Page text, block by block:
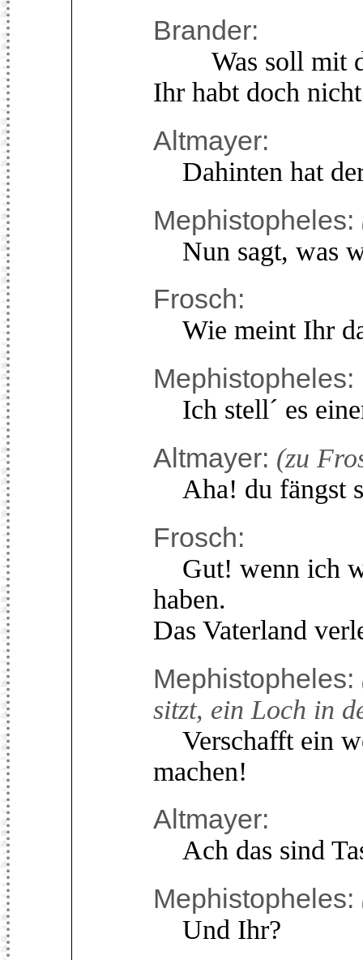
Brander:
Was soll mit
Ihr habt doch
Altmayer:
Dahinten hat
Mephistopheles:
Nun sagt, was
Frosch:
Wie meint Ihr
Mephistopheles:
Ich stell´ es
Altmayer: (zu
Aha! du fängst
Frosch:
Gut! wenn ich
haben.
Das Vaterland
Mephistopheles:
sitzt, ein Loch in
Verschafft ein
machen!
Altmayer:
Ach das sind
Mephistopheles:
Und Ihr?